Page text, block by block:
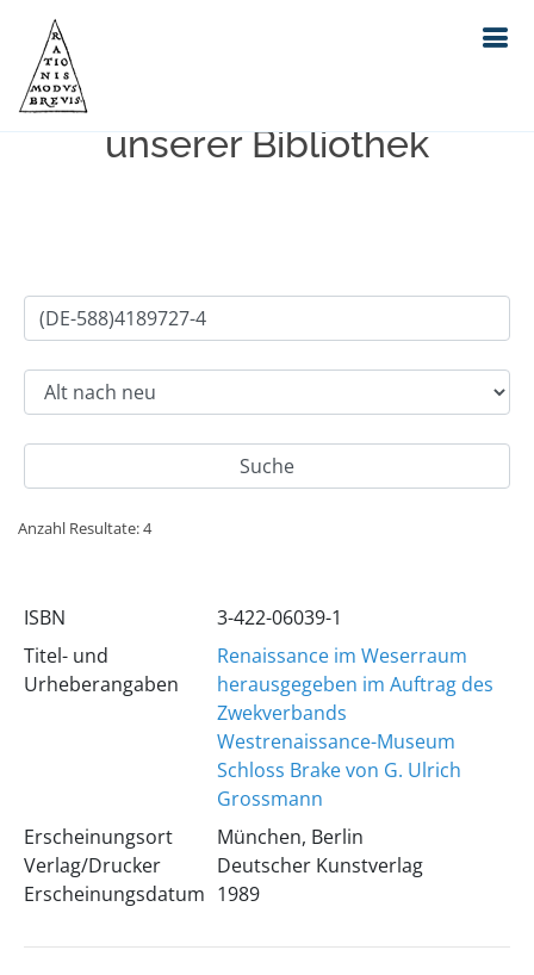
Einfache Suche im Bestand
unserer Bibliothek
Anzahl Resultate: 4
ISBN
3-422-06039-1
Titel- und
Urheberangaben
Renaissance im Weserraum
herausgegeben im Auftrag des
Zwekverbands
Westrenaissance-Museum
Schloss Brake von G. Ulrich
Grossmann
Erscheinungsort
Verlag/Drucker
Erscheinungsdatum
München, Berlin
Deutscher Kunstverlag
1989